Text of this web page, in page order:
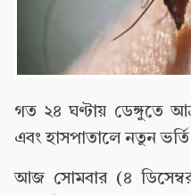
গত ২৪ ঘণ্টায় ডেঙ্গুতে
এবং হাসপাতালে নতুন
আজ সোমবার (৪